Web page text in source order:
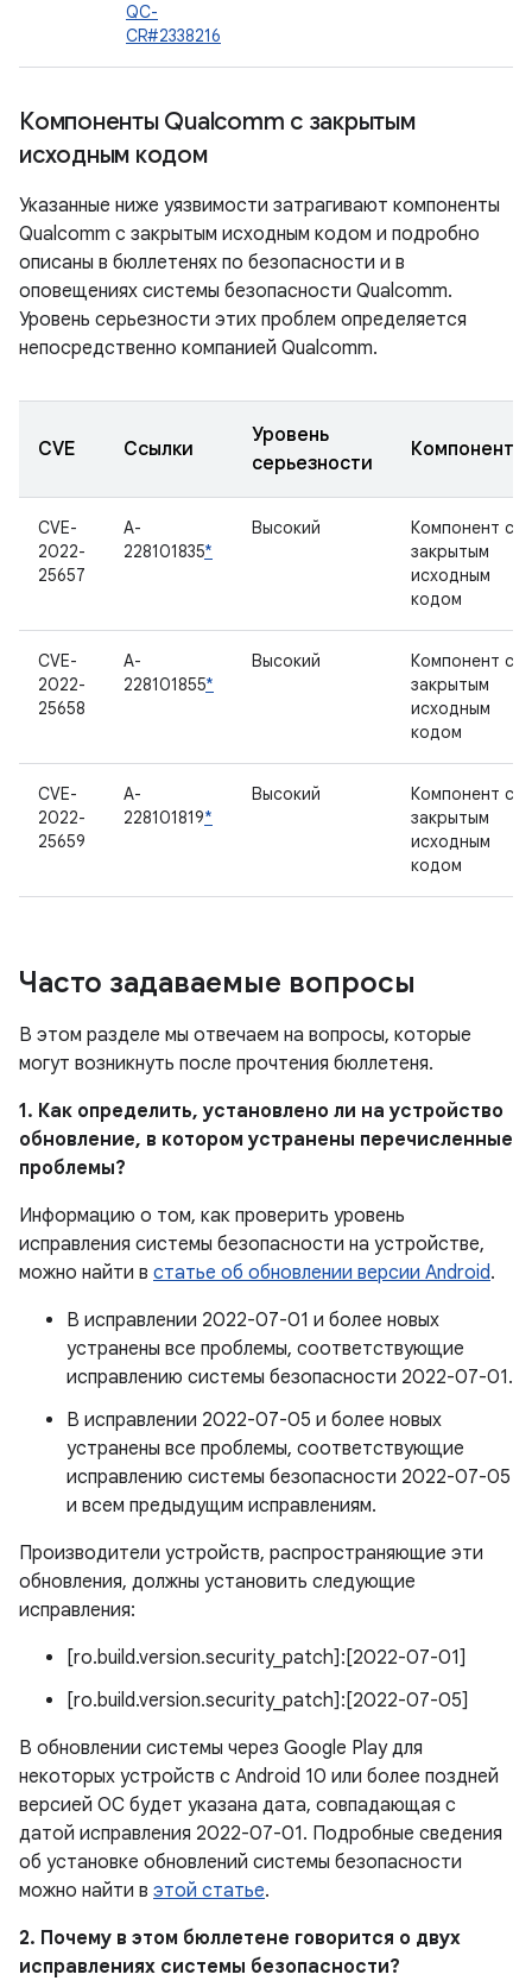
QC-
CR#2338216
Компоненты Qualcomm с закрытым
исходным кодом
Указанные ниже уязвимости затрагивают компоненты
Qualcomm с закрытым исходным кодом и подробно
описаны в бюллетенях по безопасности и в
оповещениях системы безопасности Qualcomm.
Уровень серьезности этих проблем определяется
непосредственно компанией Qualcomm.
CVE Ссылки
Уровень
серьезности
Компонент
CVE-
2022-
25657
A-
228101835*
Высокий
Компонент с
закрытым
исходным
кодом
CVE-
2022-
25658
A-
228101855*
Высокий
Компонент с
закрытым
исходным
кодом
CVE-
2022-
25659
A-
228101819*
Высокий
Компонент с
закрытым
исходным
кодом
Часто задаваемые вопросы
В этом разделе мы отвечаем на вопросы, которые
могут возникнуть после прочтения бюллетеня.
1. Как определить, установлено ли на устройство
обновление, в котором устранены перечисленные
проблемы?
Информацию о том, как проверить уровень
исправления системы безопасности на устройстве,
можно найти в статье об обновлении версии Android.
В исправлении 2022-07-01 и более новых
устранены все проблемы, соответствующие
исправлению системы безопасности 2022-07-01.
В исправлении 2022-07-05 и более новых
устранены все проблемы, соответствующие
исправлению системы безопасности 2022-07-05
и всем предыдущим исправлениям.
Производители устройств, распространяющие эти
обновления, должны установить следующие
исправления:
[ro.build.version.security_patch]:[2022-07-01]
[ro.build.version.security_patch]:[2022-07-05]
В обновлении системы через Google Play для
некоторых устройств с Android 10 или более поздней
версией ОС будет указана дата, совпадающая с
датой исправления 2022-07-01. Подробные сведения
об установке обновлений системы безопасности
можно найти в этой статье.
2. Почему в этом бюллетене говорится о двух
исправлениях системы безопасности?